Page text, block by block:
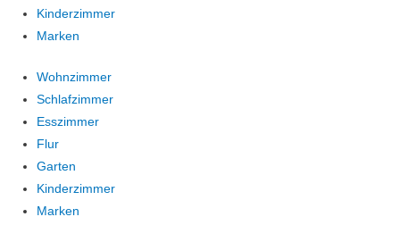
Kinderzimmer
Marken
Wohnzimmer
Schlafzimmer
Esszimmer
Flur
Garten
Kinderzimmer
Marken